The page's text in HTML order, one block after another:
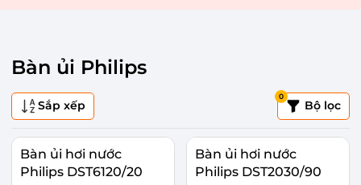
Bàn ủi Philips
Sắp xếp Bộ lọc
0
Bàn ủi hơi nước
Philips DST6120/20
Bàn ủi hơi nước
Philips DST2030/90